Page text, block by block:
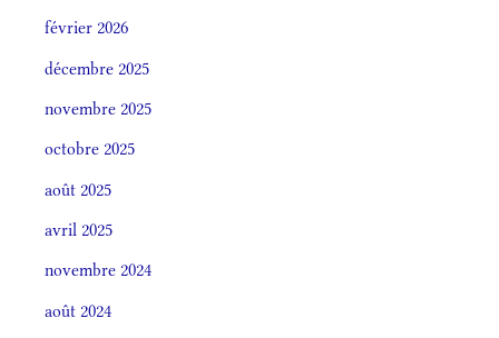
février 2026
décembre 2025
novembre 2025
octobre 2025
août 2025
avril 2025
novembre 2024
août 2024